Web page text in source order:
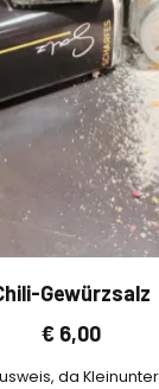
Gewürzsalz
€ 6,00
da